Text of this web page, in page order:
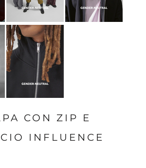
CON ZIP E
INFLUENCE